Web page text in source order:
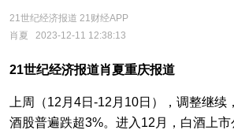
21世纪经济报道 21财经APP
肖夏
2023-12-11 12:38:13
21世纪经济报道肖夏重庆报道
上周（12月4日-12月10日），调整继续
酒股普遍跌超3%。进入12月，白酒上